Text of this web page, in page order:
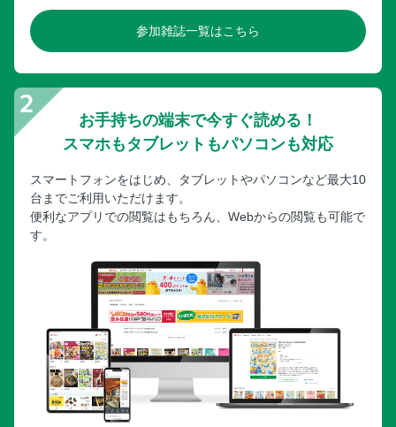
参加雑誌一覧はこちら
お手持ちの端末で今すぐ読める！
スマホもタブレットもパソコンも対応
スマートフォンをはじめ、タブレットやパソコンなど最大10
台までご利用いただけます。
便利なアプリでの閲覧はもちろん、Webからの閲覧も可能で
す。